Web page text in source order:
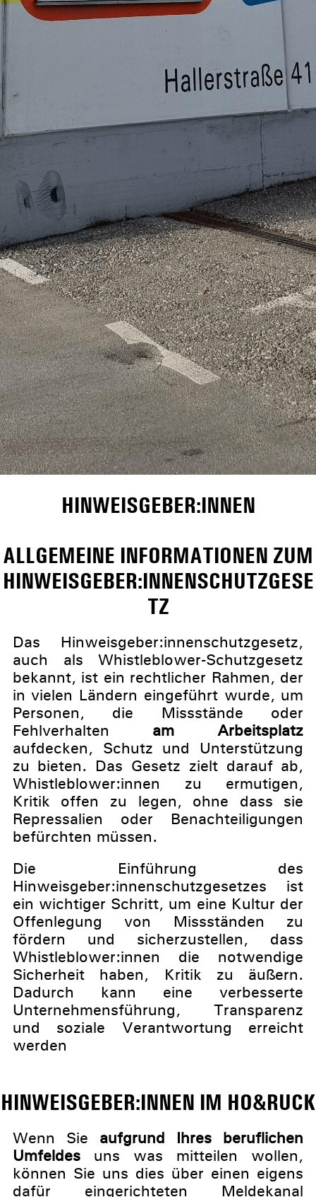
HINWEISGEBER:INNEN
ALLGEMEINE INFORMATIONEN ZUM
HINWEISGEBER:INNENSCHUTZGESE
TZ
Das Hinweisgeber:innenschutzgesetz,
auch als Whistleblower-Schutzgesetz
bekannt, ist ein rechtlicher Rahmen, der
in vielen Ländern eingeführt wurde, um
Personen, die Missstände oder
Fehlverhalten am Arbeitsplatz
aufdecken, Schutz und Unterstützung
zu bieten. Das Gesetz zielt darauf ab,
Whistleblower:innen zu ermutigen,
Kritik offen zu legen, ohne dass sie
Repressalien oder Benachteiligungen
befürchten müssen.
Die Einführung des
Hinweisgeber:innenschutzgesetzes ist
ein wichtiger Schritt, um eine Kultur der
Offenlegung von Missständen zu
fördern und sicherzustellen, dass
Whistleblower:innen die notwendige
Sicherheit haben, Kritik zu äußern.
Dadurch kann eine verbesserte
Unternehmensführung, Transparenz
und soziale Verantwortung erreicht
werden
HINWEISGEBER:INNEN IM HO&RUCK
Wenn Sie aufgrund Ihres beruflichen
Umfeldesuns was mitteilen wollen,
können Sie uns dies über einen eigens
dafür eingerichteten Meldekanal